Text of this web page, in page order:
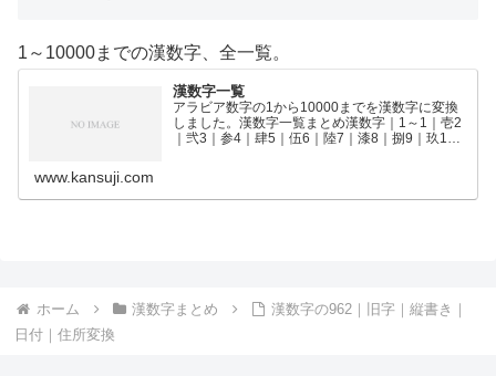
1～10000までの漢数字、全一覧。
漢数字一覧
アラビア数字の1から10000までを漢数字に変換
しました。漢数字一覧まとめ漢数字｜1～1｜壱2
｜弐3｜参4｜肆5｜伍6｜陸7｜漆8｜捌9｜玖10
www.kansuji.com
ホーム 漢数字まとめ
漢数字の962｜旧字｜縦書き｜
日付｜住所変換